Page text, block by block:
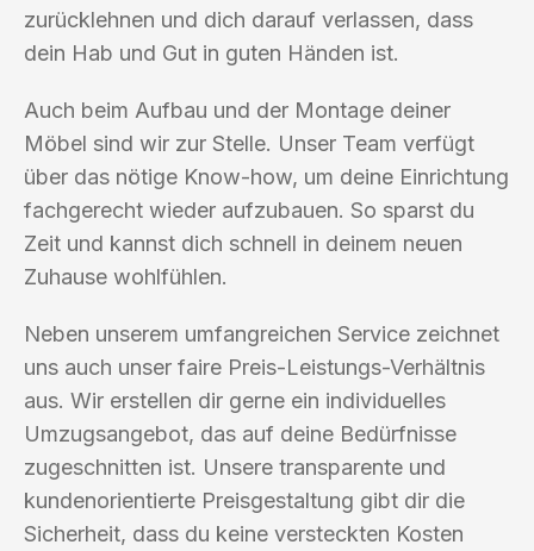
zurücklehnen und dich darauf verlassen, dass
dein Hab und Gut in guten Händen ist.
Auch beim Aufbau und der Montage deiner
Möbel sind wir zur Stelle. Unser Team verfügt
über das nötige Know-how, um deine Einrichtung
fachgerecht wieder aufzubauen. So sparst du
Zeit und kannst dich schnell in deinem neuen
Zuhause wohlfühlen.
Neben unserem umfangreichen Service zeichnet
uns auch unser faire Preis-Leistungs-Verhältnis
aus. Wir erstellen dir gerne ein individuelles
Umzugsangebot, das auf deine Bedürfnisse
zugeschnitten ist. Unsere transparente und
kundenorientierte Preisgestaltung gibt dir die
Sicherheit, dass du keine versteckten Kosten